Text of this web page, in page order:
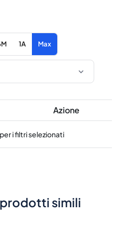
1A Max
Azione
i filtri selezionati
simili